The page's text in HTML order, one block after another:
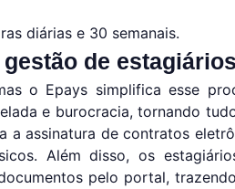
diárias e 30 semanais.
de
o Epays simplifica esse
e burocracia, tornando
a assinatura de contratos
Além disso, os
pelo portal,